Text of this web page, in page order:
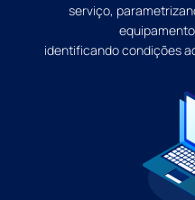
serviço,
identificando condições